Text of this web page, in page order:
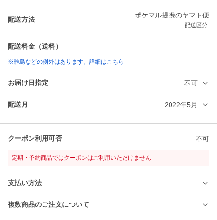
配送方法
ポケマル提携のヤマト便
配送区分:
配送料金（送料）
※離島などの例外はあります。詳細はこちら
お届け日指定 不可
配送月 2022年5月
クーポン利用可否 不可
定期・予約商品ではクーポンはご利用いただけません
支払い方法
複数商品のご注文について